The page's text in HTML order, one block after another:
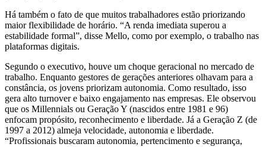
Há também o fato de que muitos trabalhadores estão priorizando
maior flexibilidade de horário. “A renda imediata superou a
estabilidade formal”, disse Mello, como por exemplo, o trabalho nas
plataformas digitais.
Segundo o executivo, houve um choque geracional no mercado de
trabalho. Enquanto gestores de gerações anteriores olhavam para a
constância, os jovens priorizam autonomia. Como resultado, isso
gera alto turnover e baixo engajamento nas empresas. Ele observou
que os Millennials ou Geração Y (nascidos entre 1981 e 96)
enfocam propósito, reconhecimento e liberdade. Já a Geração Z (de
1997 a 2012) almeja velocidade, autonomia e liberdade.
“Profissionais buscaram autonomia, pertencimento e segurança,